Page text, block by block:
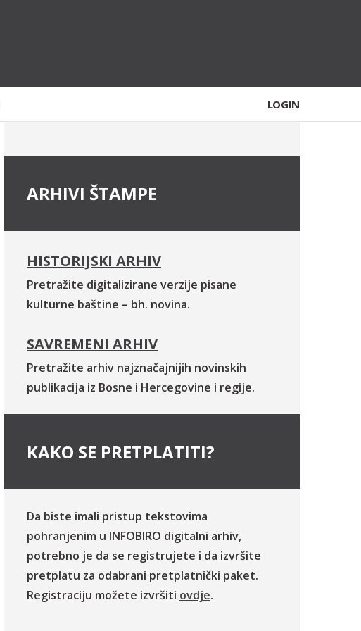
LOGIN
ARHIVI ŠTAMPE
HISTORIJSKI ARHIV
Pretražite digitalizirane verzije pisane
kulturne baštine – bh. novina.
SAVREMENI ARHIV
Pretražite arhiv najznačajnijih novinskih
publikacija iz Bosne i Hercegovine i regije.
KAKO SE PRETPLATITI?
Da biste imali pristup tekstovima
pohranjenim u INFOBIRO digitalni arhiv,
potrebno je da se registrujete i da izvršite
pretplatu za odabrani pretplatnički paket.
Registraciju možete izvršiti ovdje.